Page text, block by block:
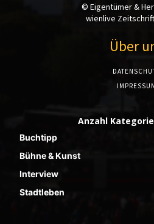
© Eigentümer &
wienlive
Über
Anzahl
Buchtipp
Bühne & Kunst
Interview
Stadtleben